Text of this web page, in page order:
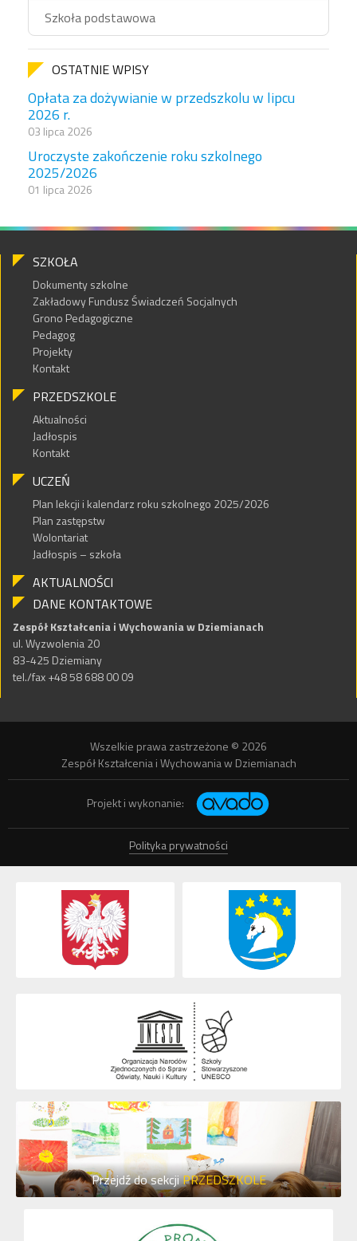
Szkoła podstawowa
OSTATNIE WPISY
Opłata za dożywianie w przedszkolu w lipcu
2026 r.
03 lipca 2026
Uroczyste zakończenie roku szkolnego
2025/2026
01 lipca 2026
SZKOŁA
Dokumenty szkolne
Zakładowy Fundusz Świadczeń Socjalnych
Grono Pedagogiczne
Pedagog
Projekty
Kontakt
PRZEDSZKOLE
Aktualności
Jadłospis
Kontakt
UCZEŃ
Plan lekcji i kalendarz roku szkolnego 2025/2026
Plan zastępstw
Wolontariat
Jadłospis – szkoła
AKTUALNOŚCI
DANE KONTAKTOWE
Zespół Kształcenia i Wychowania w Dziemianach
ul. Wyzwolenia 20
83-425 Dziemiany
tel./fax +48 58 688 00 09
Wszelkie prawa zastrzeżone © 2026
Zespół Kształcenia i Wychowania w Dziemianach
Projekt i wykonanie:
Polityka prywatności
Przejdź do sekcjiPRZEDSZKOLE